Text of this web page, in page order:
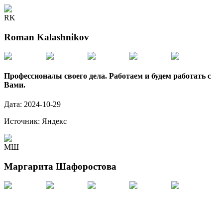
RK
Roman Kalashnikov
Профессионалы своего дела. Работаем и будем работать с
Вами.
Дата: 2024-10-29
Источник: Яндекс
МШ
Маргарита Шафоростова